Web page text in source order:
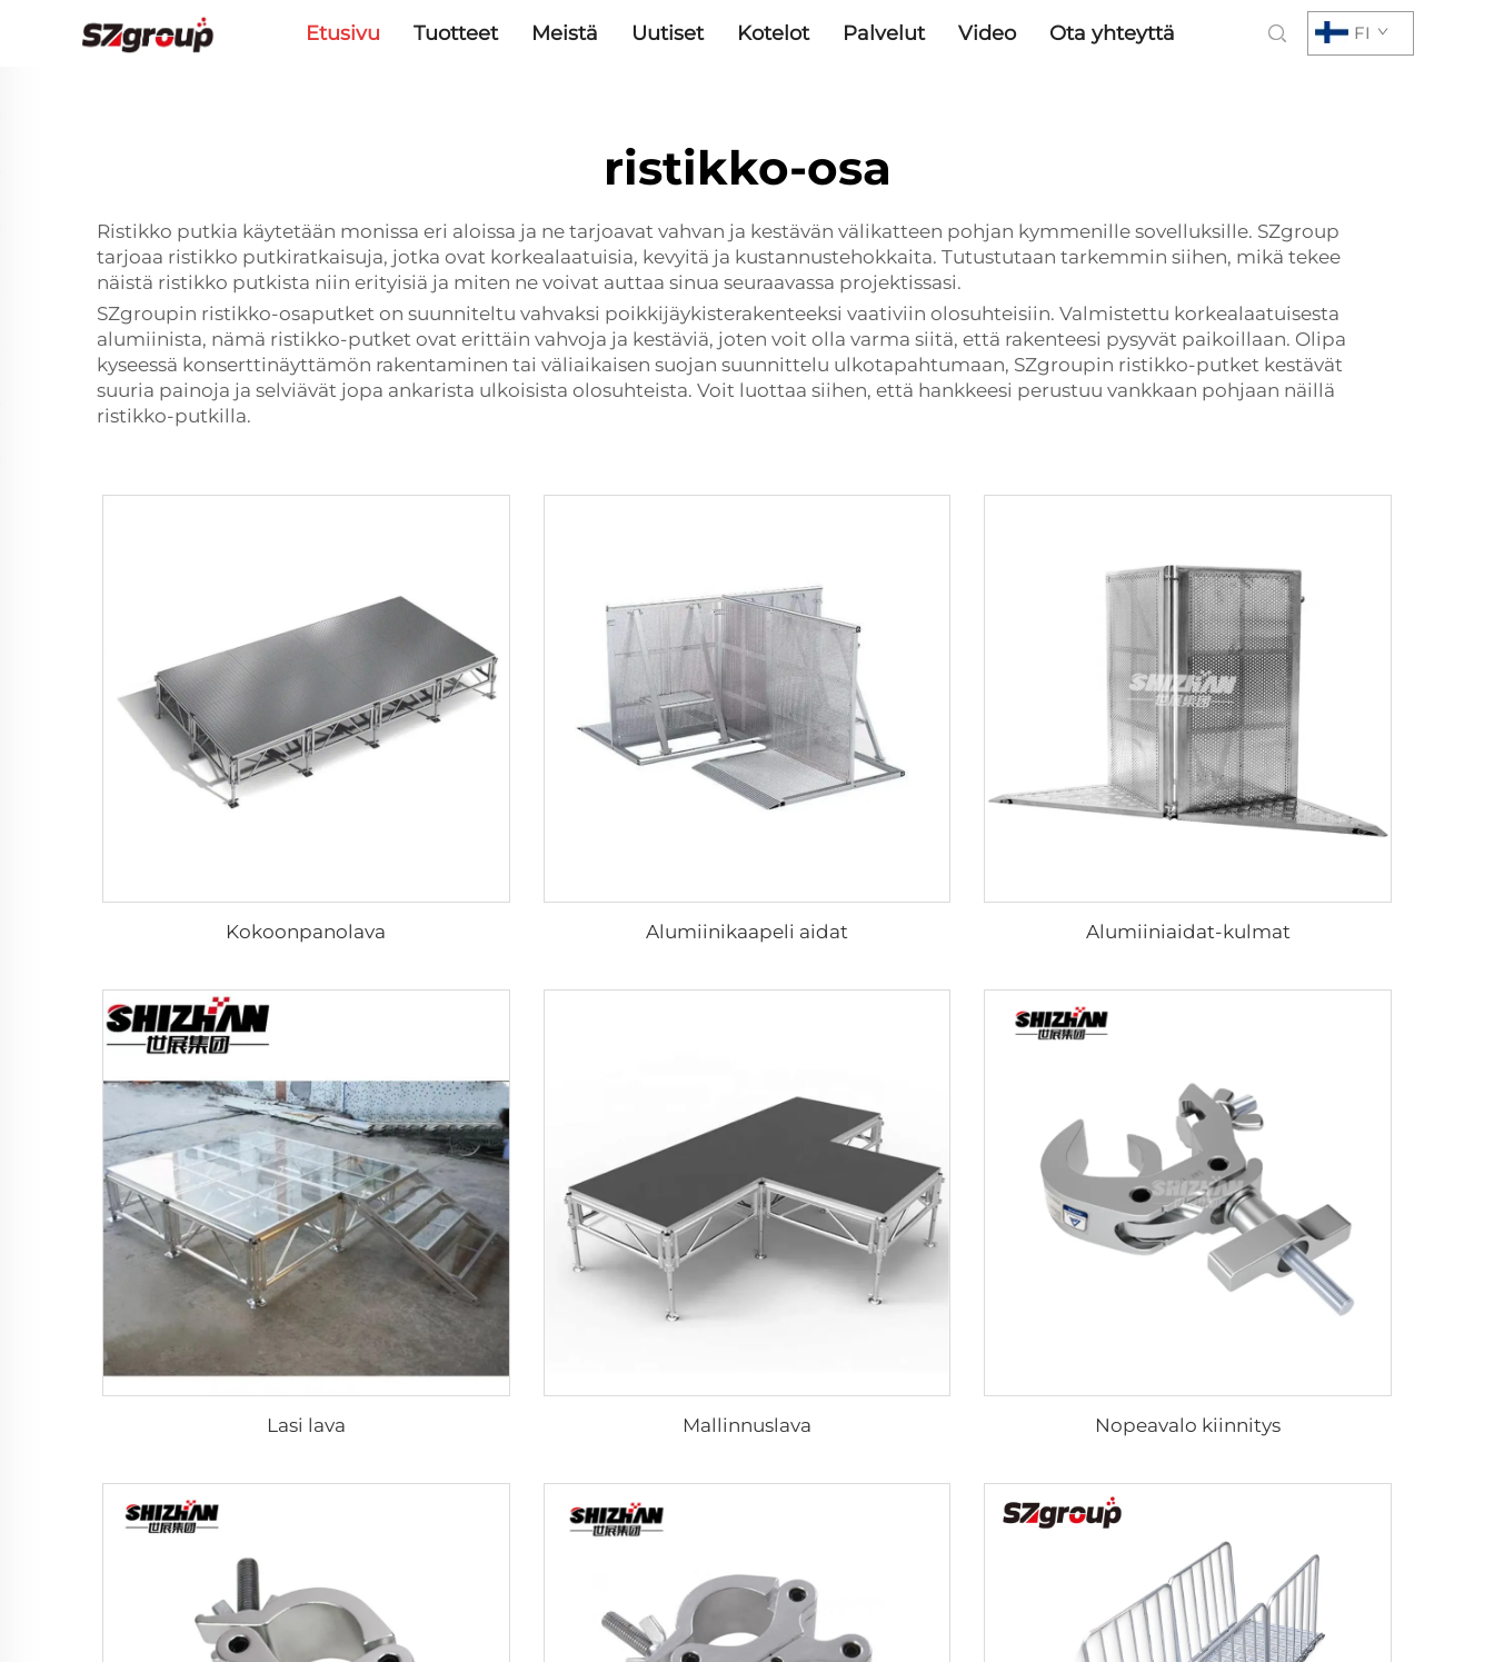
Etusivu Tuotteet Meistä Uutiset Kotelot Palvelut Video Ota yhteyttä FI
ristikko-osa
Ristikko putkia käytetään monissa eri aloissa ja ne tarjoavat vahvan ja kestävän välikatteen pohjan kymmenille sovelluksille. SZgroup
tarjoaa ristikko putkiratkaisuja, jotka ovat korkealaatuisia, kevyitä ja kustannustehokkaita. Tutustutaan tarkemmin siihen, mikä tekee
näistä ristikko putkista niin erityisiä ja miten ne voivat auttaa sinua seuraavassa projektissasi.
SZgroupin ristikko-osaputket on suunniteltu vahvaksi poikkijäykisterakenteeksi vaativiin olosuhteisiin. Valmistettu korkealaatuisesta
alumiinista, nämä ristikko-putket ovat erittäin vahvoja ja kestäviä, joten voit olla varma siitä, että rakenteesi pysyvät paikoillaan. Olipa
kyseessä konserttinäyttämön rakentaminen tai väliaikaisen suojan suunnittelu ulkotapahtumaan, SZgroupin ristikko-putket kestävät
suuria painoja ja selviävät jopa ankarista ulkoisista olosuhteista. Voit luottaa siihen, että hankkeesi perustuu vankkaan pohjaan näillä
ristikko-putkilla.
Kokoonpanolava Alumiinikaapeli aidat Alumiiniaidat-kulmat
Lasi lava Mallinnuslava Nopeavalo kiinnitys